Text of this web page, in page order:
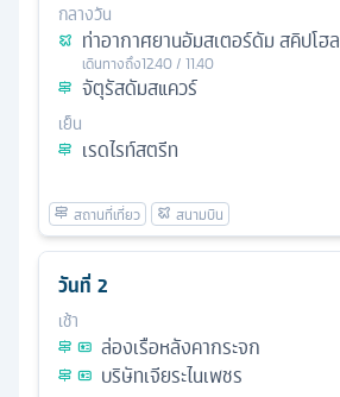
กลางวัน
ท่าอากาศยานอัมสเตอร์ดัม สคิปโฮล
เดินทางถึง12.40 / 11.40
จัตุรัสดัมสแควร์
เย็น
เรดไรท์สตรีท
วันที่ 2
เช้า
ล่องเรือหลังคากระจก
บริษัทเจียระไนเพชร